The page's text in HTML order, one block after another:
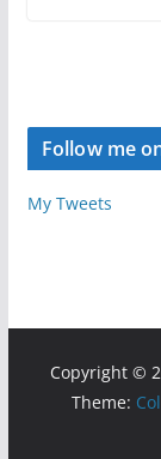
Follow me
My Tweets
Copyright ©
Theme: